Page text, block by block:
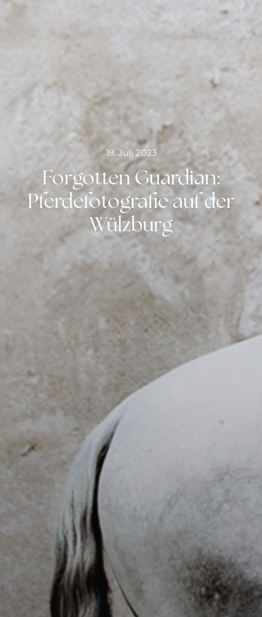
19. Juli 2023
Forgotten Guardian:
Pferdefotografie auf der
Wülzburg